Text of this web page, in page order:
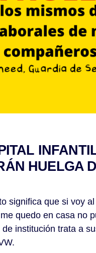
HUELGA
significa que si voy
quedo en casa no
institución trata a